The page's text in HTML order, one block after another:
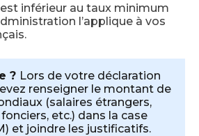
inférieur au taux minimum
l’applique à vos
? Lors de votre déclaration
renseigner le montant de
(salaires étrangers,
etc.) dans la case
et joindre les justificatifs.